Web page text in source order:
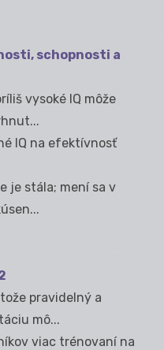
schopnosti a
vysoké IQ môže
IQ na efektívnosť
je stála; mení sa v
pravidelný a
mô...
viac trénovaní na